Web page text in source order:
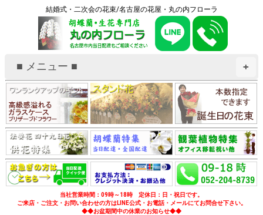
結婚式・二次会の花束/名古屋の花屋・丸の内フローラ
+
■ メニュー ■
当社営業時間：09時～18時 定休日：日・祝日です。
ご来店・ご注文・お問い合わせの方はLINE公式・お電話・メールにてお問合せ下さい。
◆◆お盆期間中の休業のお知らせ◆◆